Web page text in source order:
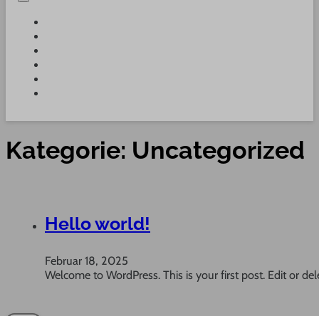
Kategorie: Uncategorized
Hello world!
Februar 18, 2025
Welcome to WordPress. This is your first post. Edit or